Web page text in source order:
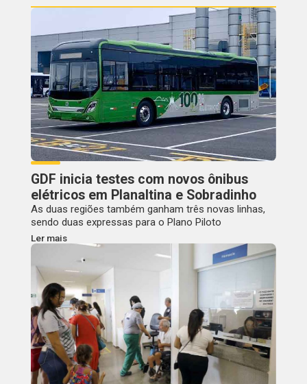
GDF inicia testes com novos ônibus
elétricos em Planaltina e Sobradinho
As duas regiões também ganham três novas linhas,
sendo duas expressas para o Plano Piloto
Ler mais